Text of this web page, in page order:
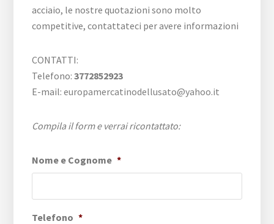
acciaio, le nostre quotazioni sono molto
competitive, contattateci per avere informazioni
CONTATTI:
Telefono:3772852923
E-mail:europamercatinodellusato@yahoo.it
Compila il form e verrai ricontattato:
Nome e Cognome *
Telefono *